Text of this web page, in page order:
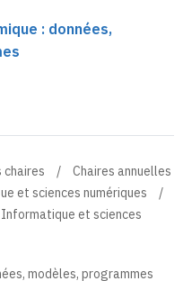
: données,
chaires
Chaires annuelles
et sciences numériques
et sciences
modèles, programmes